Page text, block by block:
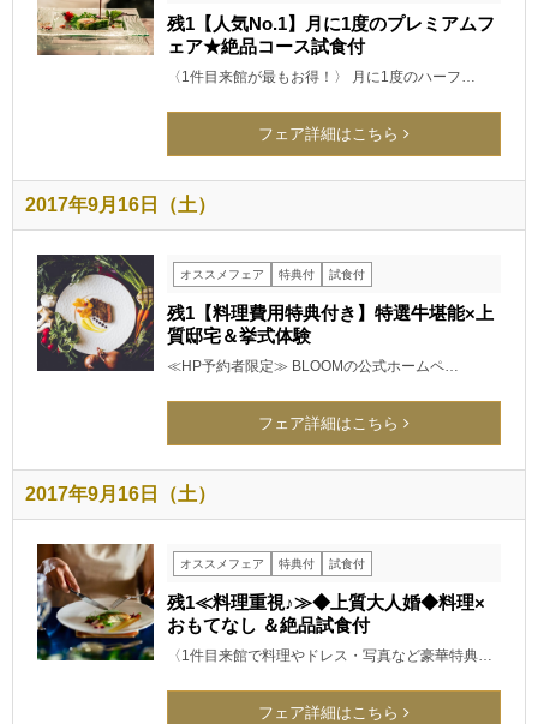
残1【人気No.1】月に1度のプレミアムフ
ェア★絶品コース試食付
〈1件目来館が最もお得！〉 月に1度のハーフ…
フェア詳細はこちら
2017年9月16日（土）
オススメフェア 特典付 試食付
残1【料理費用特典付き】特選牛堪能×上
質邸宅＆挙式体験
≪HP予約者限定≫ BLOOMの公式ホームペ…
フェア詳細はこちら
2017年9月16日（土）
オススメフェア 特典付 試食付
残1≪料理重視♪≫◆上質大人婚◆料理×
おもてなし ＆絶品試食付
〈1件目来館で料理やドレス・写真など豪華特典…
フェア詳細はこちら